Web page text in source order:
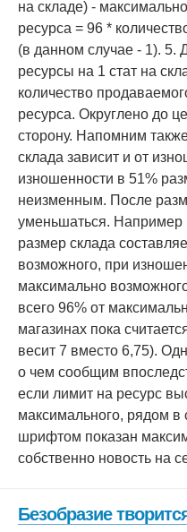
на складе) -
ресурса = 96 *
(в данном случае - 1). 5.
ресурсы на 1 стат на
количество
ресурса. Округлено до
сторону. Напомним
склада зависит и от
изношенности в 51%
неизменным. После
уменьшаться. Например
размер склада
возможного, при
максимально
всего 96% от
магазинах пока
весит 7 вместо 6,75).
о чем сообщим
если лимит на ресурс
максимального, рядом в
шрифтом показан
собственно новость на
Безобразие